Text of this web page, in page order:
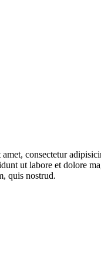
consectetur
ut labore et dolore
quis nostrud.